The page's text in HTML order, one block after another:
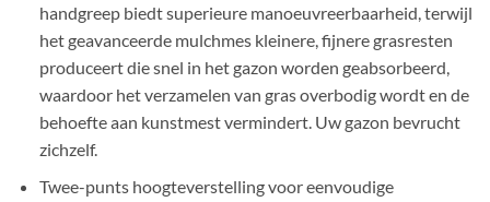
handgreep biedt superieure manoeuvreerbaarheid, terwijl
het geavanceerde mulchmes kleinere, fijnere grasresten
produceert die snel in het gazon worden geabsorbeerd,
waardoor het verzamelen van gras overbodig wordt en de
behoefte aan kunstmest vermindert. Uw gazon bevrucht
zichzelf.
Twee-punts hoogteverstelling voor eenvoudige